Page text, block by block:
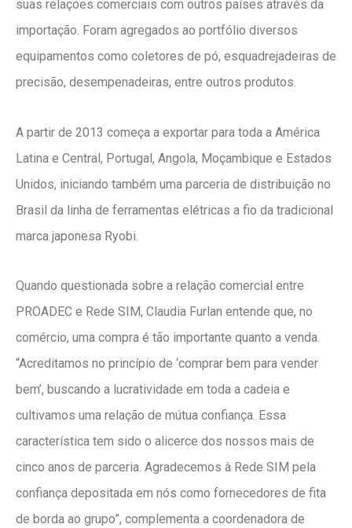
suas relações comerciais com outros países através da
importação. Foram agregados ao portfólio diversos
equipamentos como coletores de pó, esquadrejadeiras de
precisão, desempenadeiras, entre outros produtos.
A partir de 2013 começa a exportar para toda a América
Latina e Central, Portugal, Angola, Moçambique e Estados
Unidos, iniciando também uma parceria de distribuição no
Brasil da linha de ferramentas elétricas a fio da tradicional
marca japonesa Ryobi.
Quando questionada sobre a relação comercial entre
PROADEC e Rede SIM, Claudia Furlan entende que, no
comércio, uma compra é tão importante quanto a venda.
“Acreditamos no princípio de ‘comprar bem para vender
bem’, buscando a lucratividade em toda a cadeia e
cultivamos uma relação de mútua confiança. Essa
característica tem sido o alicerce dos nossos mais de
cinco anos de parceria. Agradecemos à Rede SIM pela
confiança depositada em nós como fornecedores de fita
de borda ao grupo”, complementa a coordenadora de